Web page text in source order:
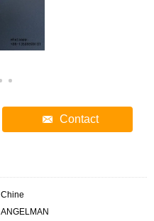
Contact
Chine
ANGELMAN